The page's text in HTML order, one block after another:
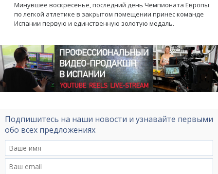
Минувшее воскресенье, последний день Чемпионата Европы
по легкой атлетике в закрытом помещении принес команде
Испании первую и единственную золотую медаль.
Подпишитесь на наши новости и узнавайте первыми
обо всех предложениях